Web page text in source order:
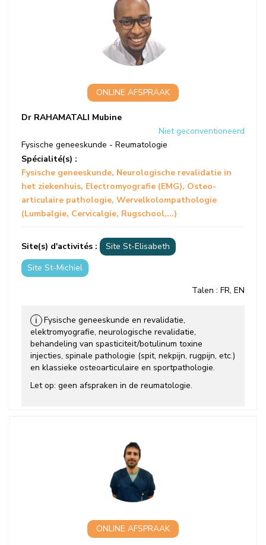
ONLINE AFSPRAAK
Dr RAHAMATALI Mubine
Niet geconventioneerd
Fysische geneeskunde - Reumatologie
Spécialité(s) :
Fysische geneeskunde Neurologische revalidatie in
het ziekenhuis Electromyografie (EMG) Osteo-
articulaire pathologie Wervelkolompathologie
(Lumbalgie, Cervicalgie, Rugschool,...)
Site(s) d'activités :
Site St-Elisabeth
Site St-Michiel
Talen : FR, EN
ℹ
Fysische geneeskunde en revalidatie,
elektromyografie, neurologische revalidatie,
behandeling van spasticiteit/botulinum toxine
injecties, spinale pathologie (spit, nekpijn, rugpijn, etc.)
en klassieke osteoarticulaire en sportpathologie.
Let op: geen afspraken in de reumatologie.
ONLINE AFSPRAAK